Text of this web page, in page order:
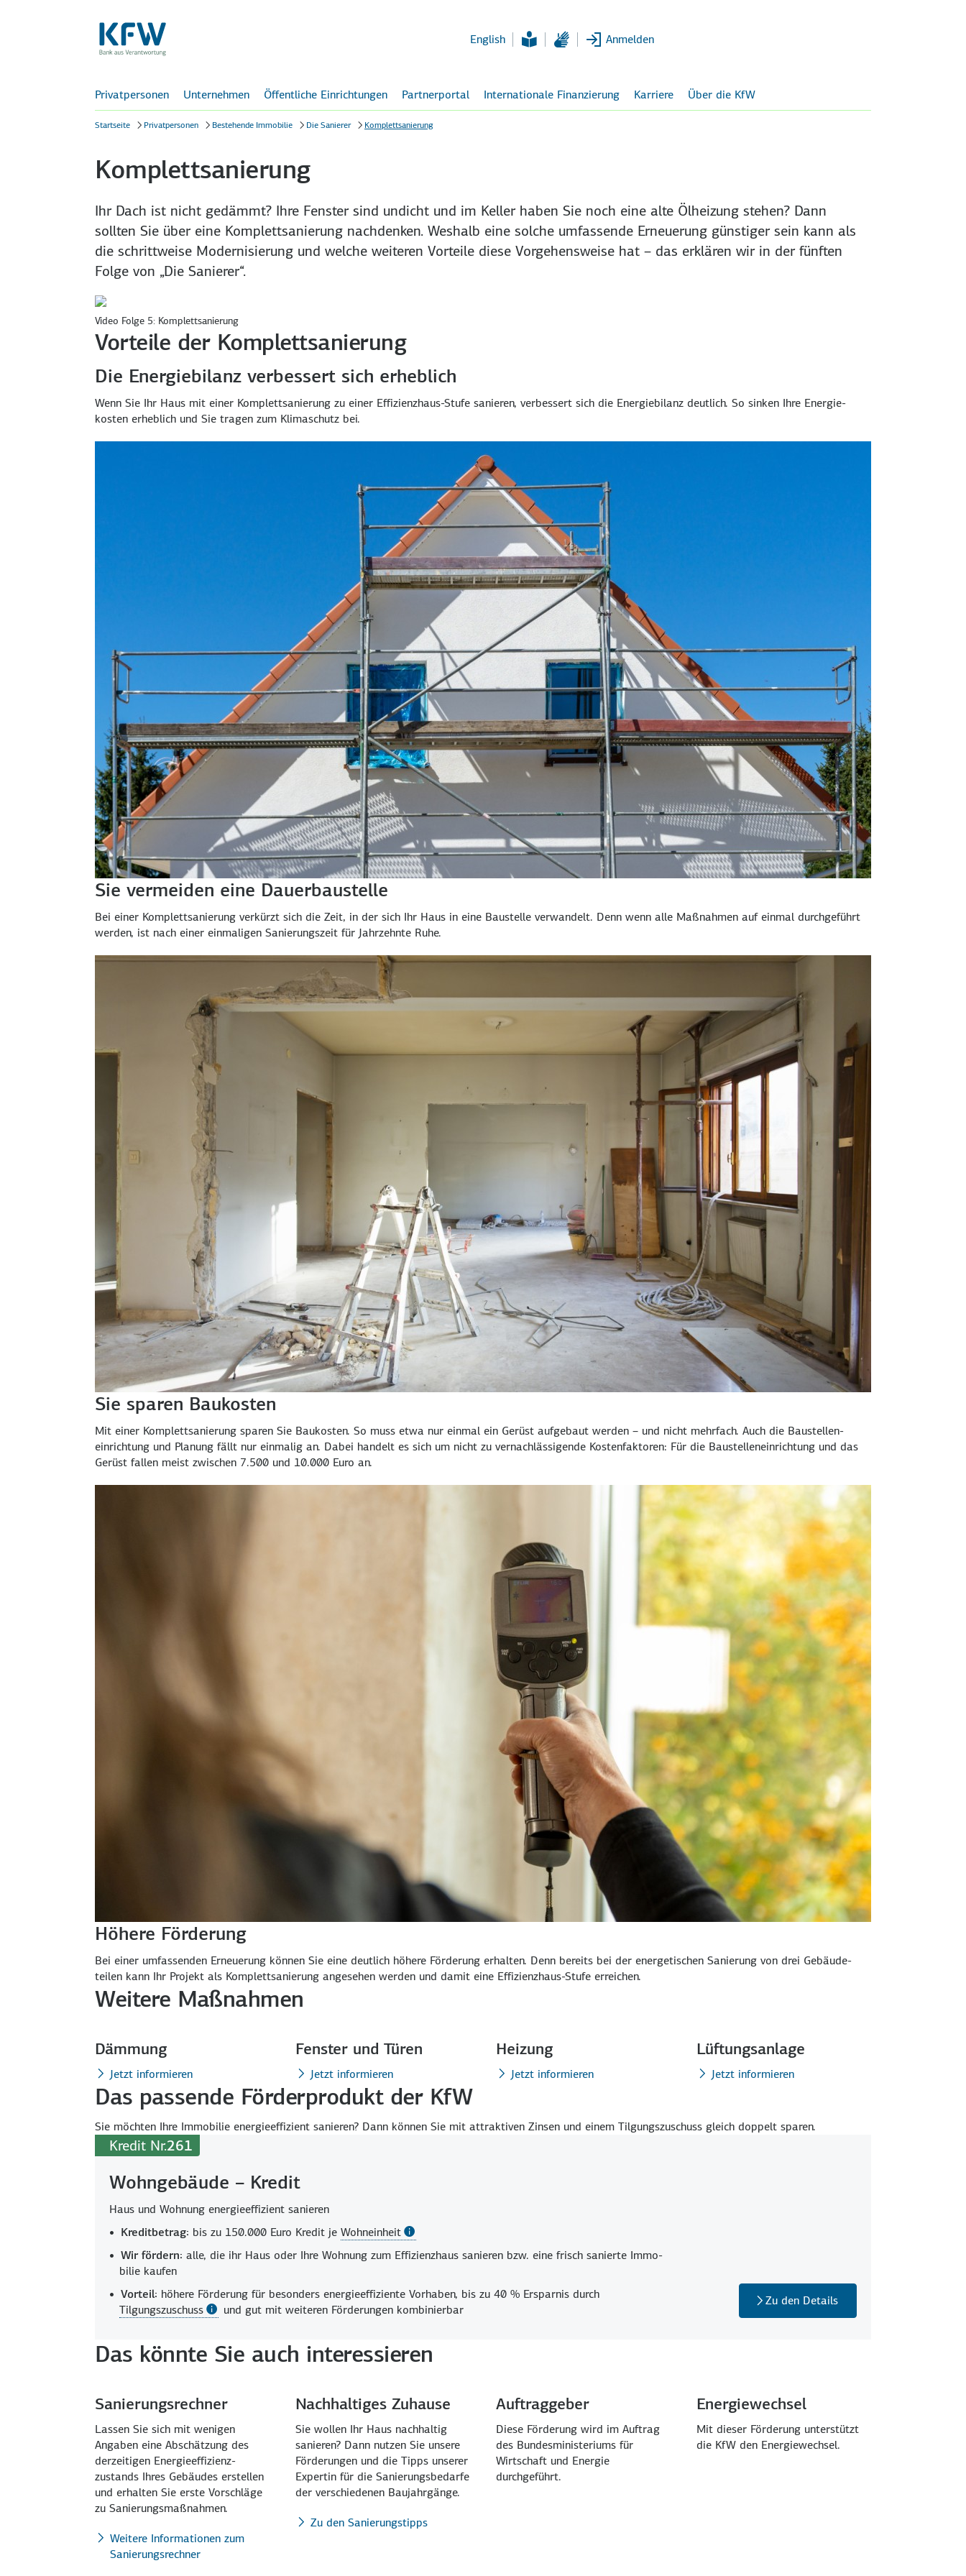
English Anmelden
Privatpersonen Unternehmen Öffentliche Einrichtungen Partnerportal Internationale Finanzierung Karriere Über die KfW
Startseite Privatpersonen Bestehende Immobilie Die Sanierer Komplettsanierung
Komplettsanierung
Ihr Dach ist nicht gedämmt? Ihre Fenster sind undicht und im Keller haben Sie noch eine alte Ölheizung stehen? Dann
sollten Sie über eine Komplett­sanierung nach­denken. Weshalb eine solche umfassende Erneuerung günstiger sein kann als
die schritt­weise Modernisierung und welche weiteren Vorteile diese Vorgehens­weise hat – das erklären wir in der fünften
Folge von „Die Sanierer“.
Video Folge 5: Komplettsanierung
Vorteile der Komplettsanierung
Die Energiebilanz verbessert sich erheblich
Wenn Sie Ihr Haus mit einer Komplett­sanierung zu einer Effizienz­haus-Stufe sanieren, verbessert sich die Energie­bilanz deutlich. So sinken Ihre Energie­
kosten erheblich und Sie tragen zum Klima­schutz bei.
Sie vermeiden eine Dauerbaustelle
Bei einer Komplett­sanierung verkürzt sich die Zeit, in der sich Ihr Haus in eine Bau­stelle verwandelt. Denn wenn alle Maßnahmen auf einmal durch­geführt
werden, ist nach einer einmaligen Sanierungs­zeit für Jahr­zehnte Ruhe.
Sie sparen Baukosten
Mit einer Komplett­sanierung sparen Sie Bau­kosten. So muss etwa nur einmal ein Gerüst aufge­baut werden – und nicht mehrfach. Auch die Baustellen­
einrichtung und Planung fällt nur einmalig an. Dabei handelt es sich um nicht zu vernach­lässigende Kosten­faktoren: Für die Baustellen­einrichtung und das
Gerüst fallen meist zwischen 7.500 und 10.000 Euro an.
Höhere Förderung
Bei einer umfassenden Erneuerung können Sie eine deutlich höhere Förderung erhalten. Denn bereits bei der energetischen Sanierung von drei Gebäude­
teilen kann Ihr Projekt als Komplett­sanierung ange­sehen werden und damit eine Effizienz­haus-Stufe erreichen.
Weitere Maßnahmen
Dämmung
Jetzt informieren
Fenster und Türen
Jetzt informieren
Heizung
Jetzt informieren
Lüftungsanlage
Jetzt informieren
Das passende Förderprodukt der KfW
Sie möchten Ihre Immobilie energie­effizient sanieren? Dann können Sie mit attraktiven Zinsen und einem Tilgungs­zuschuss gleich doppelt sparen.
Kredit Nr.261
Wohngebäude – Kredit
Haus und Wohnung energieeffizient sanieren
Kreditbetrag: bis zu 150.000 Euro Kredit je Wohneinheit
Wir fördern: alle, die ihr Haus oder Ihre Wohnung zum Effizienz­haus sanieren bzw. eine frisch sanierte Immo­
bilie kaufen
Vorteil: höhere Förder­ung für besonders energie­effiziente Vor­haben, bis zu 40 % Erspar­nis durch
Tilgungszuschuss
und gut mit weiteren Förder­ungen kombi­nierbar
Zu den Details
Das könnte Sie auch interessieren
Sanierungsrechner
Lassen Sie sich mit wenigen
Angaben eine Abschätzung des
derzeitigen Energie­effizienz­
zustands Ihres Gebäudes erstellen
und erhalten Sie erste Vorschläge
zu Sanierungs­maßnahmen.
Weitere Informationen zum
Sanierungsrechner
Nachhaltiges Zuhause
Sie wollen Ihr Haus nach­haltig
sanieren? Dann nutzen Sie unsere
Förderungen und die Tipps unserer
Expertin für die Sanierungs­bedarfe
der ver­schiedenen Bau­jahrgänge.
Zu den Sanierungstipps
Auftraggeber
Diese Förderung wird im Auftrag
des Bundesministeriums für
Wirtschaft und Energie
durchgeführt.
Energiewechsel
Mit dieser Förderung unter­stützt
die KfW den Energie­wechsel.